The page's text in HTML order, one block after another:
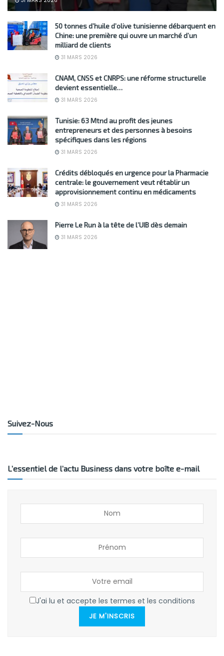
50 tonnes d’huile d’olive tunisienne débarquent en
Chine: une première qui ouvre un marché d’un
milliard de clients
31 MARS 2026
CNAM, CNSS et CNRPS: une réforme structurelle
devient essentielle…
31 MARS 2026
Tunisie: 63 Mtnd au profit des jeunes
entrepreneurs et des personnes à besoins
spécifiques dans les régions
31 MARS 2026
Crédits débloqués en urgence pour la Pharmacie
centrale: le gouvernement veut rétablir un
approvisionnement continu en médicaments
31 MARS 2026
Pierre Le Run à la tête de l’UIB dès demain
31 MARS 2026
Suivez-Nous
L’essentiel de l’actu Business dans votre boîte e-mail
J'ai lu et accepte les termes et les conditions
JE M'INSCRIS